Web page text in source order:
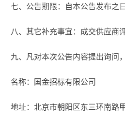
七、公告期限：自本公告发布之
八、其它补充事宜：成交供应商
九、凡对本次公告内容提出询问
名称：国金招标有限公司
地址：北京市朝阳区东三环南路